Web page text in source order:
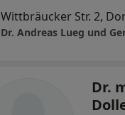
Wittbräucker Str. 2,
Dr. Andreas Lueg und
Dr.